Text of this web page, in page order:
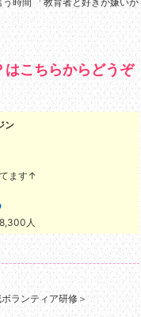
はこちらからどうぞ
ン
ます↑
人
ランティア研修＞